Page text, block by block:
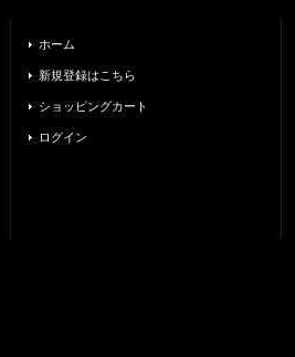
ホーム
新規登録はこちら
ショッピングカート
ログイン